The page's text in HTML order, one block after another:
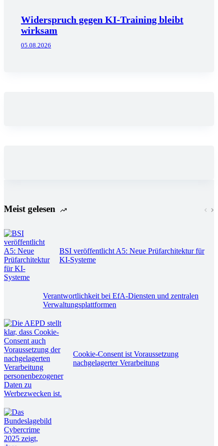
Widerspruch gegen KI-Training bleibt
wirksam
05.08.2026
Meist gelesen
BSI veröffentlicht A5: Neue Prüfarchitektur für
KI-Systeme
Verantwortlichkeit bei EfA-Diensten und zentralen
Verwaltungsplattformen
Cookie-Consent ist Voraussetzung
nachgelagerter Verarbeitung